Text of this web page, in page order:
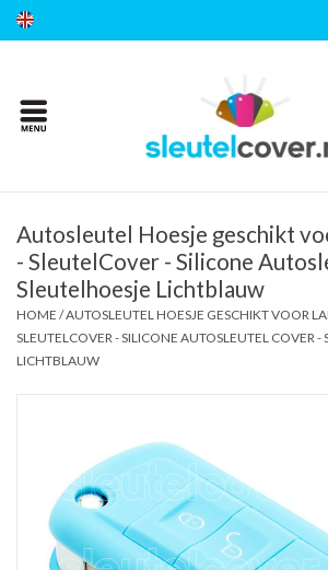
Home
Accessoires
Veelgestelde vragen
Autosleutel Hoesje geschikt
- SleutelCover - Silicone
Sleutelhoesje Lichtblauw
HOME /AUTOSLEUTEL HOESJE GESCHIKT VOOR
SLEUTELCOVER - SILICONE AUTOSLEUTEL COVER -
LICHTBLAUW